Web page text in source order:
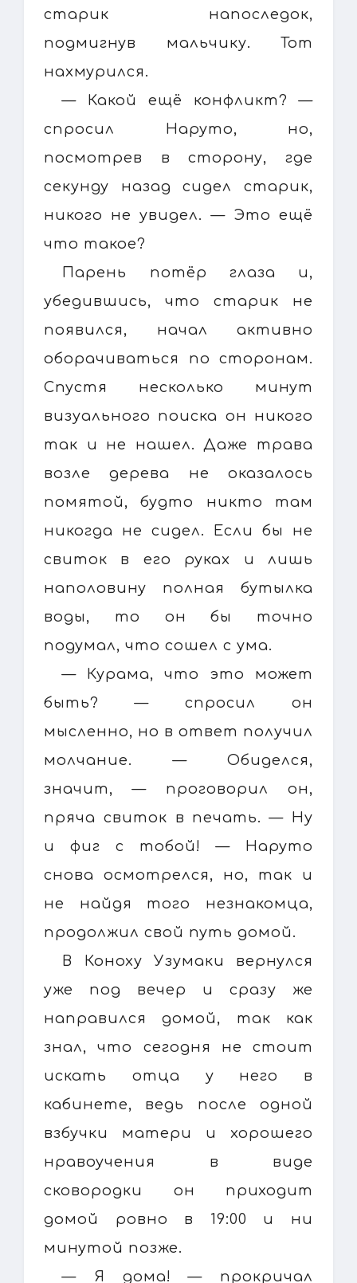
старик напоследок,
подмигнув мальчику. Тот
нахмурился.
— Какой ещё конфликт? —
спросил Наруто, но,
посмотрев в сторону, где
секунду назад сидел старик,
никого не увидел. — Это ещё
что такое?
Парень потёр глаза и,
убедившись, что старик не
появился, начал активно
оборачиваться по сторонам.
Спустя несколько минут
визуального поиска он никого
так и не нашел. Даже трава
возле дерева не оказалось
помятой, будто никто там
никогда не сидел. Если бы не
свиток в его руках и лишь
наполовину полная бутылка
воды, то он бы точно
подумал, что сошел с ума.
— Курама, что это может
быть? — спросил он
мысленно, но в ответ получил
молчание. — Обиделся,
значит, — проговорил он,
пряча свиток в печать. — Ну
и фиг с тобой! — Наруто
снова осмотрелся, но, так и
не найдя того незнакомца,
продолжил свой путь домой.
В Коноху Узумаки вернулся
уже под вечер и сразу же
направился домой, так как
знал, что сегодня не стоит
искать отца у него в
кабинете, ведь после одной
взбучки матери и хорошего
нравоучения в виде
сковородки он приходит
домой ровно в 19:00 и ни
минутой позже.
— Я дома! — прокричал